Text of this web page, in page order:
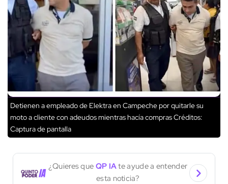
Detienen a empleado de Elektra en Campeche por quitarle su
moto a cliente con adeudos mientras hacía comprasCréditos:
Captura de pantalla
¿Quieres que QP IAte ayude a entender
esta noticia?